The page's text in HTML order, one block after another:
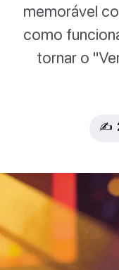
memorável
como
tornar o
✍️